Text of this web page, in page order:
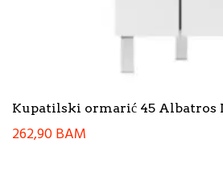
Kupatilski ormarić 45 Albatros
262,90BAM